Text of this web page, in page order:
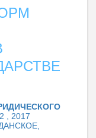
, 2017